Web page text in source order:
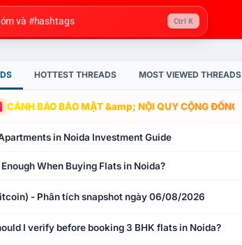
Ctrl K
HOTTEST THREADS MOST VIEWED THREADS
CẢNH BÁO BẢO MẬT &amp; NỘI QUY CỘNG
in Noida Investment Guide
Enough When Buying Flats in Noida?
- Phân tích snapshot ngày 06/08/2026
I verify before booking 3 BHK flats in Noida?